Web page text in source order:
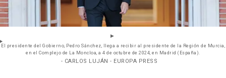
El presidente del Gobierno, Pedro Sánchez, llega a recibir al presidente de la Región de Murcia,
en el Complejo de La Moncloa, a 4 de octubre de 2024, en Madrid (España).
- CARLOS LUJÁN - EUROPA PRESS